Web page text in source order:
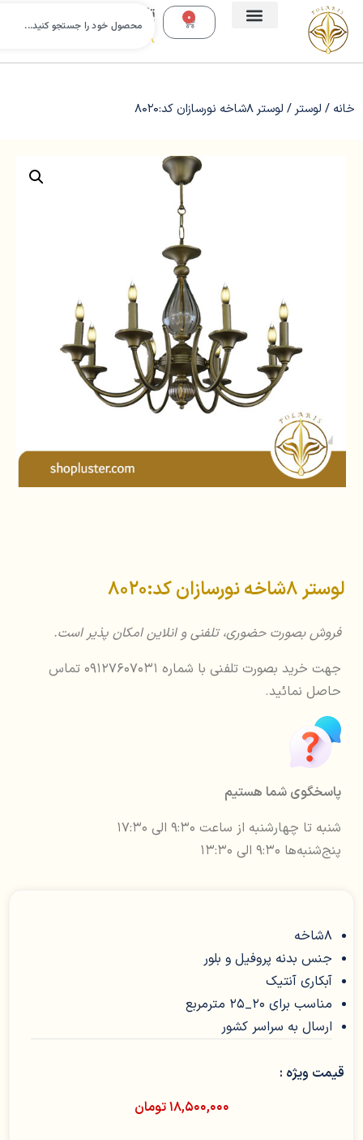
0 تلفن
تماس:
09112988638
خانه / لوستر / لوستر 8شاخه نورسازان کد:8020
لوستر 8شاخه نورسازان کد:8020
فروش بصورت حضوری، تلفنی و انلاین امکان پذیر است.
جهت خرید بصورت تلفنی با شماره 09127607031 تماس
حاصل نمائید.
پاسخگوی شما هستیم
شنبه تا چهارشنبه از ساعت ۹:۳۰ الی ۱۷:۳۰
پنج‌شنبه‌ها ۹:۳۰ الی ۱۳:۳۰
8شاخه
جنس بدنه پروفیل و بلور
آبکاری آنتیک
مناسب برای 20_25 مترمربع
ارسال به سراسر کشور
قیمت ویژه :
۱۸,۵۰۰,۰۰۰تومان